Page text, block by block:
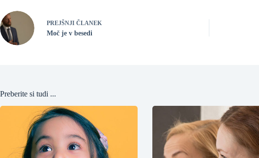
PREJŠNJI ČLANEK
Moč je v besedi
Preberite si tudi ...